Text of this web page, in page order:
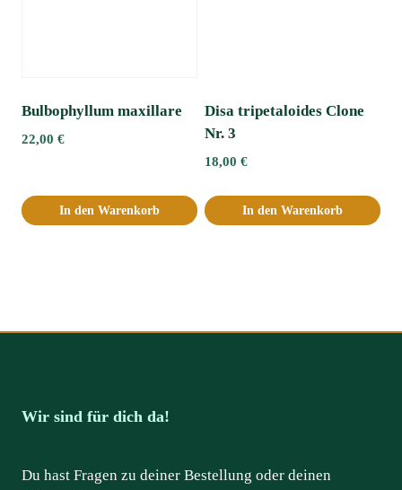
Bulbophyllum maxillare
22,00 €
In den Warenkorb
Disa tripetaloides Clone
Nr. 3
18,00 €
In den Warenkorb
Wir sind für dich da!
Du hast Fragen zu deiner Bestellung oder deinen